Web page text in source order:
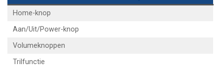
Home-knop
Aan/Uit/Power-knop
Volumeknoppen
Trilfunctie